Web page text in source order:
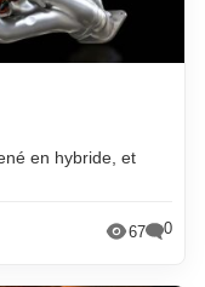
en hybride, et
67 0